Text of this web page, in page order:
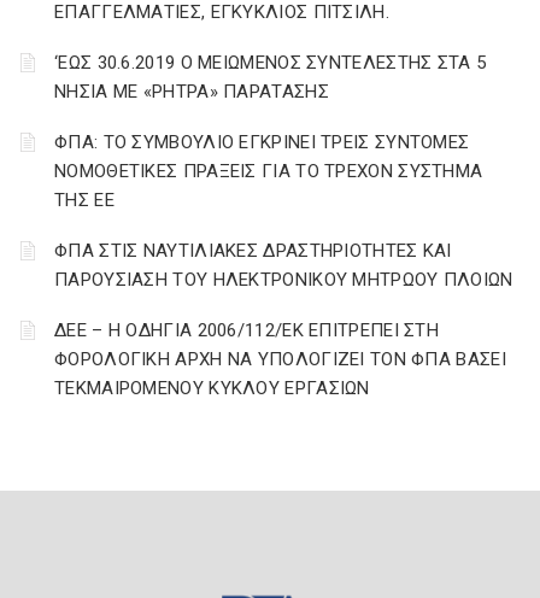
ΕΠΑΓΓΕΛΜΑΤΙΕΣ, ΕΓΚΥΚΛΙΟΣ ΠΙΤΣΙΛΗ.
‘ΕΩΣ 30.6.2019 Ο ΜΕΙΩΜΕΝΟΣ ΣΥΝΤΕΛΕΣΤΗΣ ΣΤΑ 5
ΝΗΣΙΑ ΜΕ «ΡΗΤΡΑ» ΠΑΡΑΤΑΣΗΣ
ΦΠΑ: ΤΟ ΣΥΜΒΟΥΛΙΟ ΕΓΚΡΙΝΕΙ ΤΡΕΙΣ ΣΥΝΤΟΜΕΣ
ΝΟΜΟΘΕΤΙΚΕΣ ΠΡΑΞΕΙΣ ΓΙΑ ΤΟ ΤΡΕΧΟΝ ΣΥΣΤΗΜΑ
ΤΗΣ ΕΕ
ΦΠΑ ΣΤΙΣ ΝΑΥΤΙΛΙΑΚΕΣ ΔΡΑΣΤΗΡΙΟΤΗΤΕΣ ΚΑΙ
ΠΑΡΟΥΣΙΑΣΗ ΤΟΥ ΗΛΕΚΤΡΟΝΙΚΟΥ ΜΗΤΡΩΟΥ ΠΛΟΙΩΝ
ΔΕΕ – Η ΟΔΗΓΙΑ 2006/112/ΕΚ ΕΠΙΤΡΕΠΕΙ ΣΤΗ
ΦΟΡΟΛΟΓΙΚΗ ΑΡΧΗ ΝΑ ΥΠΟΛΟΓΙΖΕΙ ΤΟΝ ΦΠΑ ΒΑΣΕΙ
ΤΕΚΜΑΙΡΟΜΕΝΟΥ ΚΥΚΛΟΥ ΕΡΓΑΣΙΩΝ